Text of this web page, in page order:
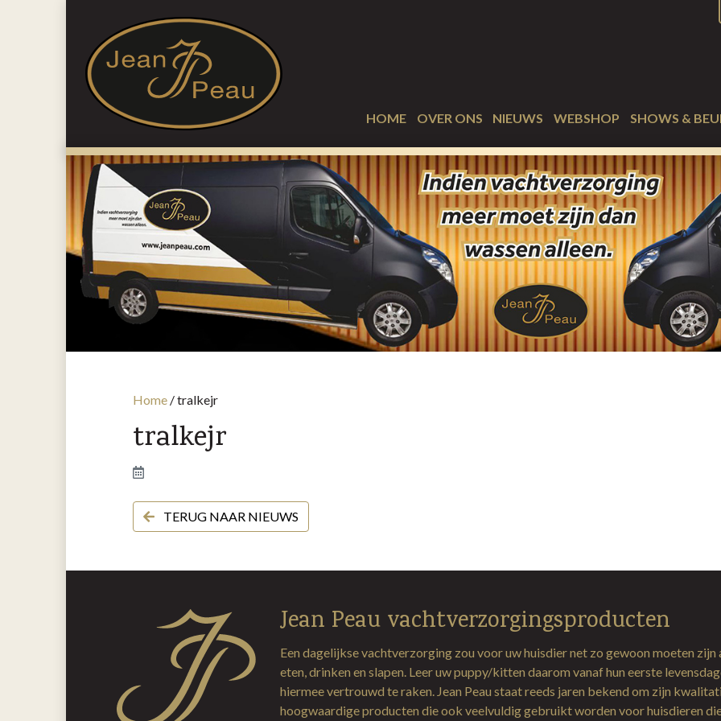
HOME OVER ONS NIEUWS WEBSHOP SHOWS &
Home /tralkejr
tralkejr
TERUG NAAR NIEUWS
Jean Peau vachtverzorgingsproducten
Een dagelijkse vachtverzorging zou voor uw huisdier net zo gewoon moeten zijn
eten, drinken en slapen. Leer uw puppy/kitten daarom vanaf hun eerste
hiermee vertrouwd te raken. Jean Peau staat reeds jaren bekend om zijn
hoogwaardige producten die ook veelvuldig gebruikt worden voor huisdieren